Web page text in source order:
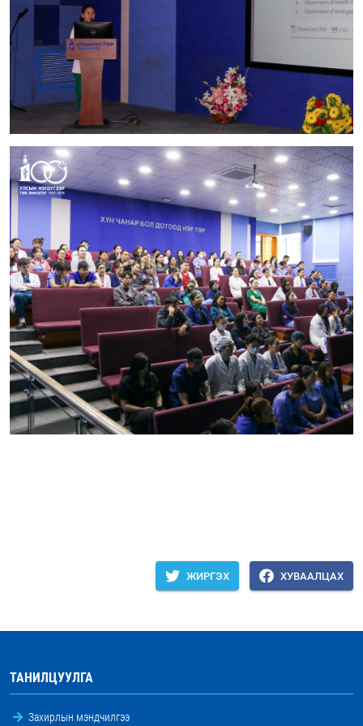
ЖИРГЭХ ХУВААЛЦАХ
ТАНИЛЦУУЛГА
Захирлын мэндчилгээ